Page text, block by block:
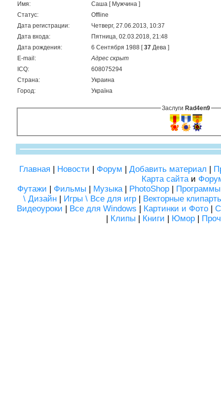
Имя:
Cаша [ Мужчина ]
Статус:
Offline
Дата регистрации:
Четверг, 27.06.2013, 10:37
Дата входа:
Пятница, 02.03.2018, 21:48
Дата рождения:
6 Сентября 1988 [37 Дева ]
E-mail:
Адрес скрыт
ICQ:
608075294
Страна:
Украина
Город:
Україна
Заслуги Rad4en9
Главная | Новости | Форум | Добавить материал |
Карта сайта и
Футажи | Фильмы | Музыка | PhotoShop | Программы
\ Дизайн | Игры \ Все для игр | Векторные
Видеоуроки | Все для Windows | Картинки и Фото|
| Клипы | Книги | Юмор |